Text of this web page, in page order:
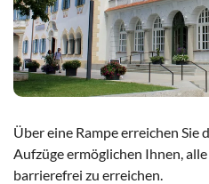
Über eine Rampe erreichen Sie
Aufzüge ermöglichen Ihnen,
barrierefrei zu erreichen.